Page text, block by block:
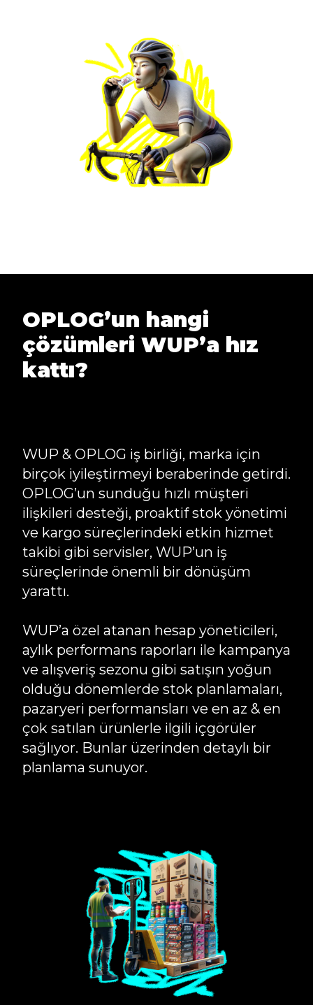
OPLOG’un hangi
çözümleri WUP’a hız
kattı?
WUP & OPLOG iş birliği, marka için
birçok iyileştirmeyi beraberinde getirdi.
OPLOG’un sunduğu hızlı müşteri
ilişkileri desteği, proaktif stok yönetimi
ve kargo süreçlerindeki etkin hizmet
takibi gibi servisler, WUP’un iş
süreçlerinde önemli bir dönüşüm
yarattı.
WUP’a özel atanan hesap yöneticileri,
aylık performans raporları ile kampanya
ve alışveriş sezonu gibi satışın yoğun
olduğu dönemlerde stok planlamaları,
pazaryeri performansları ve en az & en
çok satılan ürünlerle ilgili içgörüler
sağlıyor. Bunlar üzerinden detaylı bir
planlama sunuyor.